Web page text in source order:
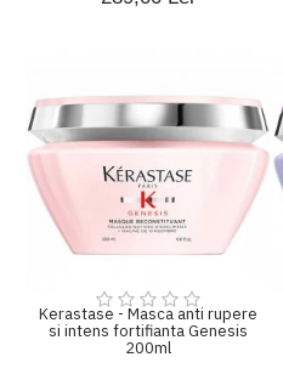
Kerastase - Masca anti rupere
si intens fortifianta Genesis
200ml